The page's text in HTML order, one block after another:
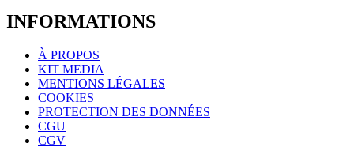
INFORMATIONS
À PROPOS
KIT MEDIA
MENTIONS LÉGALES
COOKIES
PROTECTION DES DONNÉES
CGU
CGV